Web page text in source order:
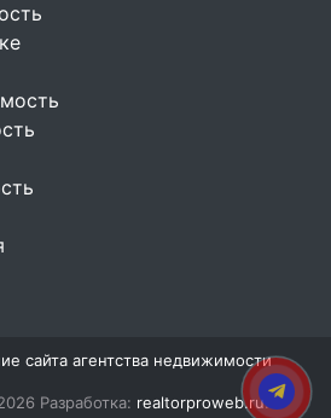
сайта агентства недвижимости
Разработка: realtorproweb.ru.